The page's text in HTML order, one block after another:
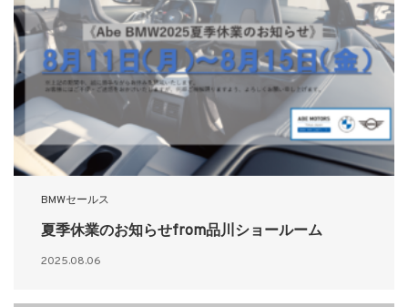
BMWセールス
夏季休業のお知らせfrom品川ショールーム
2025.08.06